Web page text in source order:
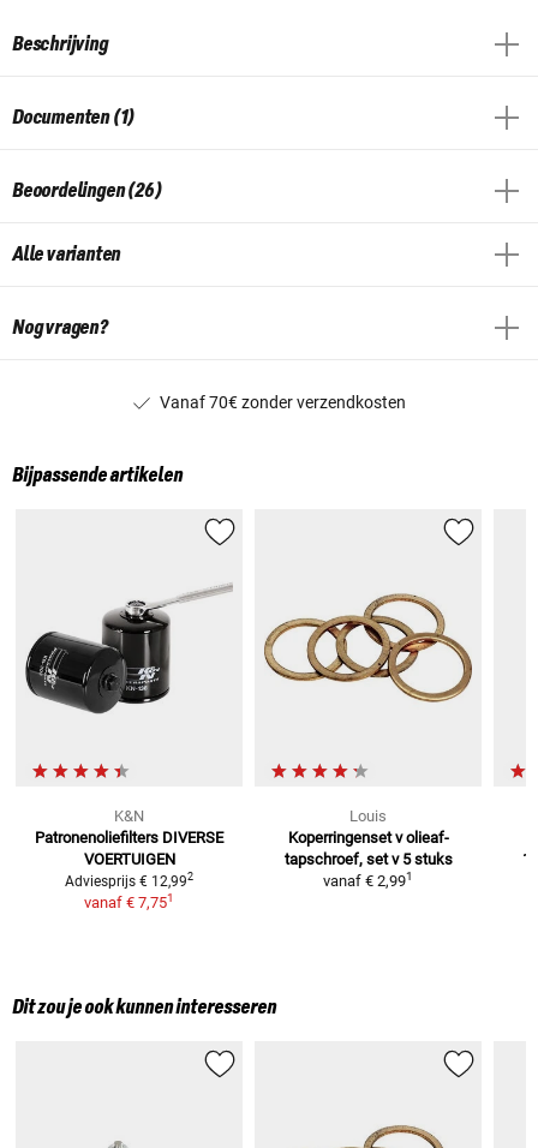
Beschrijving
Documenten (1)
Beoordelingen (26)
Alle varianten
Nog vragen?
Vanaf 70€ zonder verzendkosten
Bijpassende artikelen
K&N
Patronenoliefilters DIVERSE
VOERTUIGEN
Adviesprijs € 12,992
vanaf € 7,751
Louis
Koperringenset v olieaf-
tapschroef, set v 5 stuks
vanaf € 2,991
Dit zou je ook kunnen interesseren